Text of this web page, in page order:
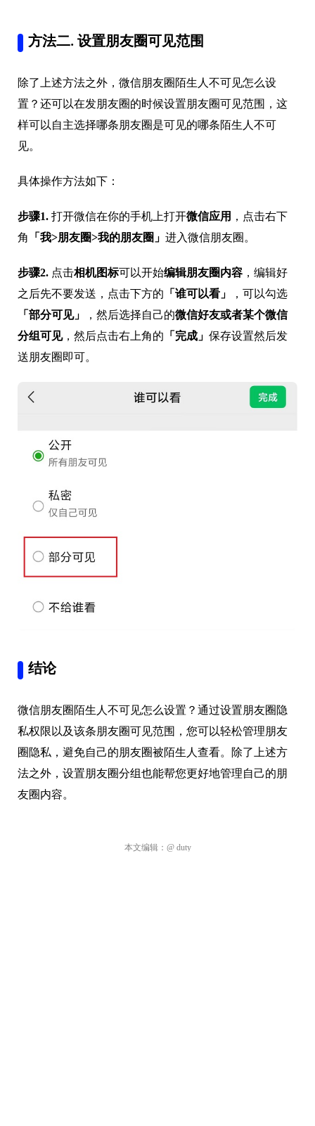
方法二. 设置朋友圈可见范围
除了上述方法之外，微信朋友圈陌生人不可见怎么设
置？还可以在发朋友圈的时候设置朋友圈可见范围，这
样可以自主选择哪条朋友圈是可见的哪条陌生人不可
见。
具体操作方法如下：
步骤1. 打开微信在你的手机上打开微信应用 ，点击右下
角
「我>朋友圈>我的朋友圈」 进入微信朋友圈。
步骤2. 点击相机图标可以开始编辑朋友圈内容 ，编辑好
之后先不要发送，点击下方的 「谁可以看」
，可以勾选
「部分可见」
，然后选择自己的微信好友或者某个微信
分组可见，然后点击右上角的 「完成」 保存设置然后发
送朋友圈即可。
结论
微信朋友圈陌生人不可见怎么设置？通过设置朋友圈隐
私权限以及该条朋友圈可见范围，您可以轻松管理朋友
圈隐私，避免自己的朋友圈被陌生人查看。除了上述方
法之外，设置朋友圈分组也能帮您更好地管理自己的朋
友圈内容。
本文编辑： @ duty